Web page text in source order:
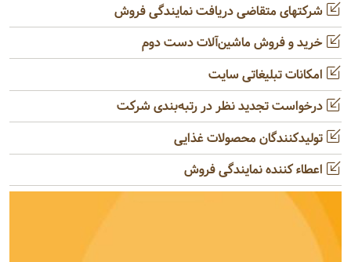
شرکتهای متقاضی دریافت نمایندگی فروش
خرید و فروش ماشین‌آلات دست دوم
امکانات تبلیغاتی سایت
درخواست تجدید نظر در رتبه‌بندی شرکت
تولیدکنندگان محصولات غذایی
اعطاء کننده نمایندگی فروش